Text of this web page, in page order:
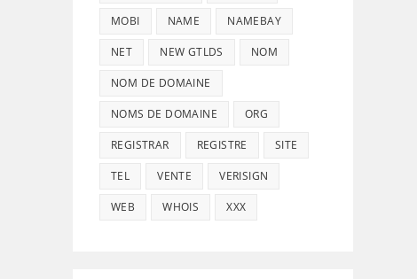
MOBI NAME NAMEBAY
NET NEW GTLDS NOM
NOM DE DOMAINE
NOMS DE DOMAINE ORG
REGISTRAR REGISTRE SITE
TEL VENTE VERISIGN
WEB WHOIS XXX